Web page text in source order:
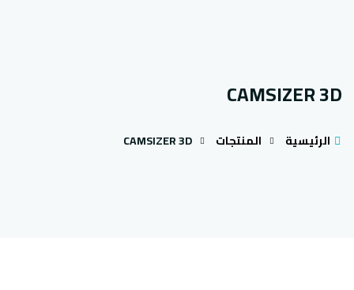
CAMSIZER 3D
الرئيسية المنتجات CAMSIZER 3D